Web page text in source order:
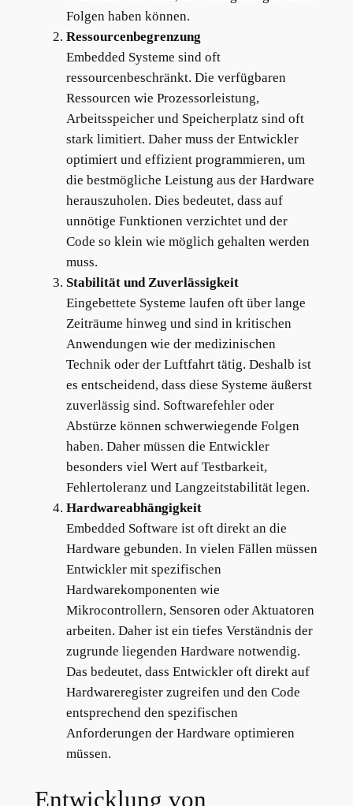
Folgen haben können.
Ressourcenbegrenzung
Embedded Systeme sind oft
ressourcenbeschränkt. Die verfügbaren
Ressourcen wie Prozessorleistung,
Arbeitsspeicher und Speicherplatz sind oft
stark limitiert. Daher muss der Entwickler
optimiert und effizient programmieren, um
die bestmögliche Leistung aus der Hardware
herauszuholen. Dies bedeutet, dass auf
unnötige Funktionen verzichtet und der
Code so klein wie möglich gehalten werden
muss.
Stabilität und Zuverlässigkeit
Eingebettete Systeme laufen oft über lange
Zeiträume hinweg und sind in kritischen
Anwendungen wie der medizinischen
Technik oder der Luftfahrt tätig. Deshalb ist
es entscheidend, dass diese Systeme äußerst
zuverlässig sind. Softwarefehler oder
Abstürze können schwerwiegende Folgen
haben. Daher müssen die Entwickler
besonders viel Wert auf Testbarkeit,
Fehlertoleranz und Langzeitstabilität legen.
Hardwareabhängigkeit
Embedded Software ist oft direkt an die
Hardware gebunden. In vielen Fällen müssen
Entwickler mit spezifischen
Hardwarekomponenten wie
Mikrocontrollern, Sensoren oder Aktuatoren
arbeiten. Daher ist ein tiefes Verständnis der
zugrunde liegenden Hardware notwendig.
Das bedeutet, dass Entwickler oft direkt auf
Hardwareregister zugreifen und den Code
entsprechend den spezifischen
Anforderungen der Hardware optimieren
müssen.
Entwicklung von